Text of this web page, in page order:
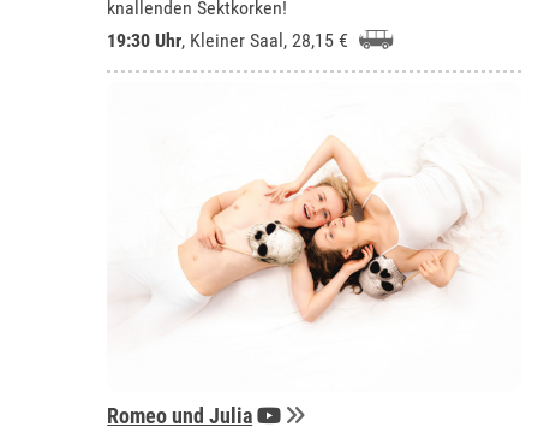
knallenden Sektkorken!
19:30 Uhr, Kleiner Saal, 28,15 €
Romeo und Julia